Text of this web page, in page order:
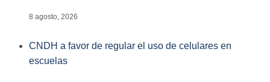
8 agosto, 2026
CNDH a favor de regular el uso de celulares en
escuelas